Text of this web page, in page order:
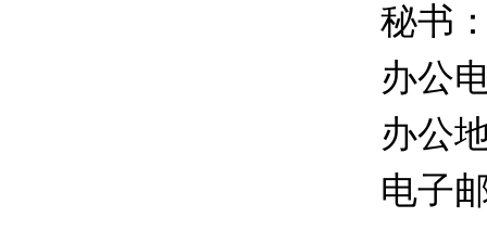
秘书
办公
办公
电子